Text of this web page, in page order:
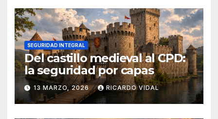
SEGURIDAD INTEGRAL
Del castillo medieval al CPD:
la seguridad por capas
13 MARZO, 2026 RICARDO VIDAL